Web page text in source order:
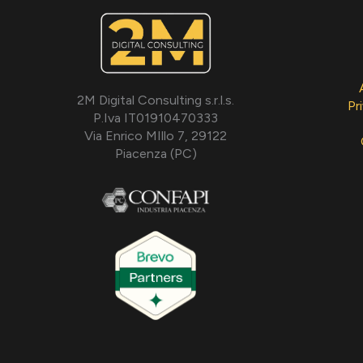
2M Digital Consulting s.r.l.s.
P.Iva IT01910470333
Via Enrico MIllo 7, 29122
Piacenza (PC)